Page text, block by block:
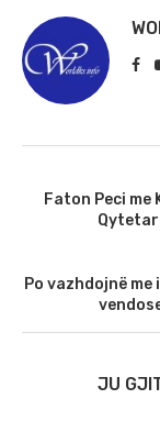
Faton Peci
Po vazhdojnë
JU